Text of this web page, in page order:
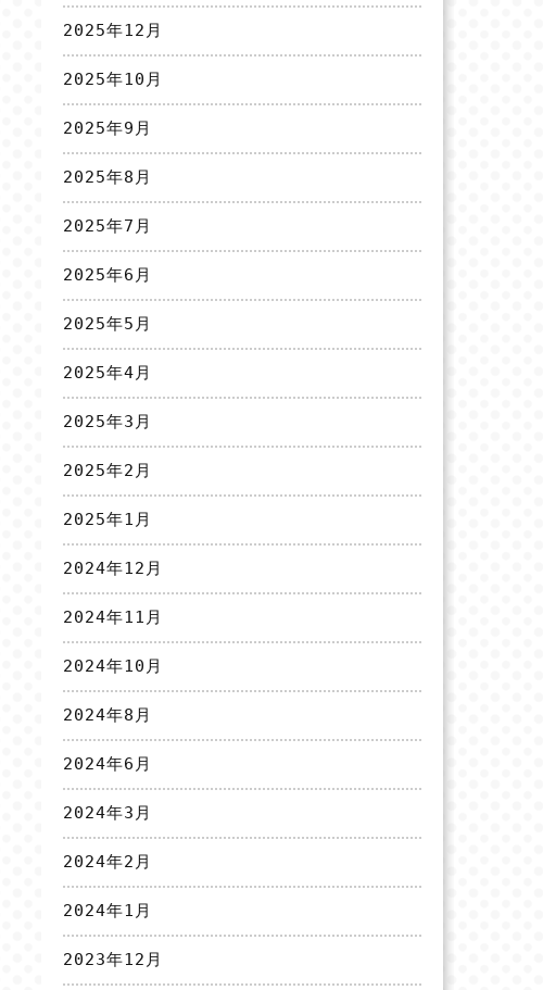
2025年12月
2025年10月
2025年9月
2025年8月
2025年7月
2025年6月
2025年5月
2025年4月
2025年3月
2025年2月
2025年1月
2024年12月
2024年11月
2024年10月
2024年8月
2024年6月
2024年3月
2024年2月
2024年1月
2023年12月